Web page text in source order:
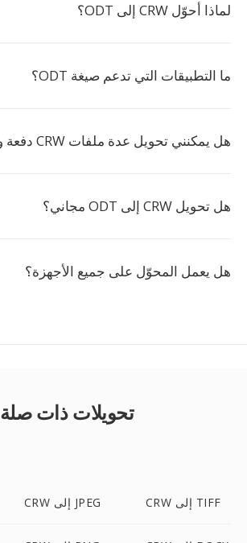
لماذا أحوّل CRW إلى ODT؟
ما التطبيقات التي تدعم صيغة ODT؟
هل يمكنني تحويل عدة ملفات CRW دفعة واحدة؟
هل تحويل CRW إلى ODT مجاني؟
هل يعمل المحوّل على جميع الأجهزة؟
تحويلات ذات صلة
CRW إلى JPEG CRW إلى TIFF